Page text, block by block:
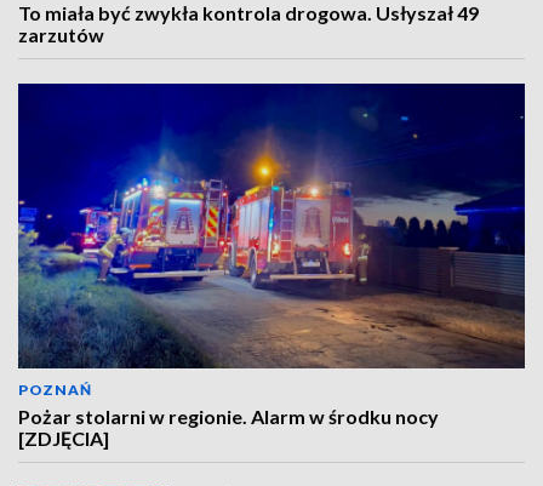
To miała być zwykła kontrola drogowa. Usłyszał 49
zarzutów
POZNAŃ
Pożar stolarni w regionie. Alarm w środku nocy
[ZDJĘCIA]